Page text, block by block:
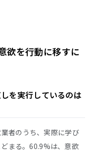
欲を行動に移すに
を実行しているのは
者のうち、実際に学び
まる。60.9%は、意欲